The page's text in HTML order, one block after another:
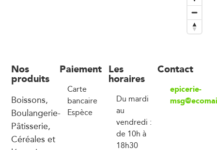
Nos
produits
Boissons,
Boulangerie-
Pâtisserie,
Céréales et
Paiement
Carte
bancaire
Espèce
Les
horaires
Du mardi
au
vendredi :
de 10h à
18h30
Contact
epicerie-